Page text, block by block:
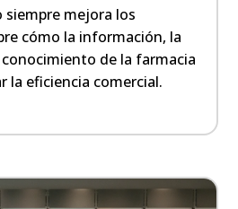
mejora los
cómo la información, la
de la farmacia
la eficiencia comercial.